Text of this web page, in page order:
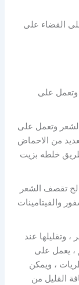
القضاء على
وتعمل على
وتعمل على
من الاحماض
خلطه بزيت
تقصف الشعر
والفيتامينات
وتقليلها عند
، يعمل على
، ويمكن
القليل من